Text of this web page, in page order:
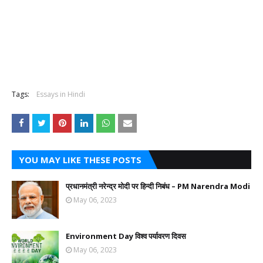
Tags: Essays in Hindi
YOU MAY LIKE THESE POSTS
प्रधानमंत्री नरेन्द्र मोदी पर हिन्दी निबंध – PM Narendra Modi
May 06, 2023
Environment Day विश्व पर्यावरण दिवस
May 06, 2023